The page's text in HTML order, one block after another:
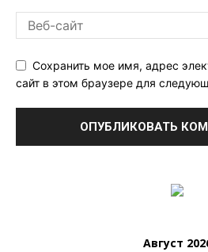
Сохранить мое имя, адрес
сайт в этом браузере для
Август